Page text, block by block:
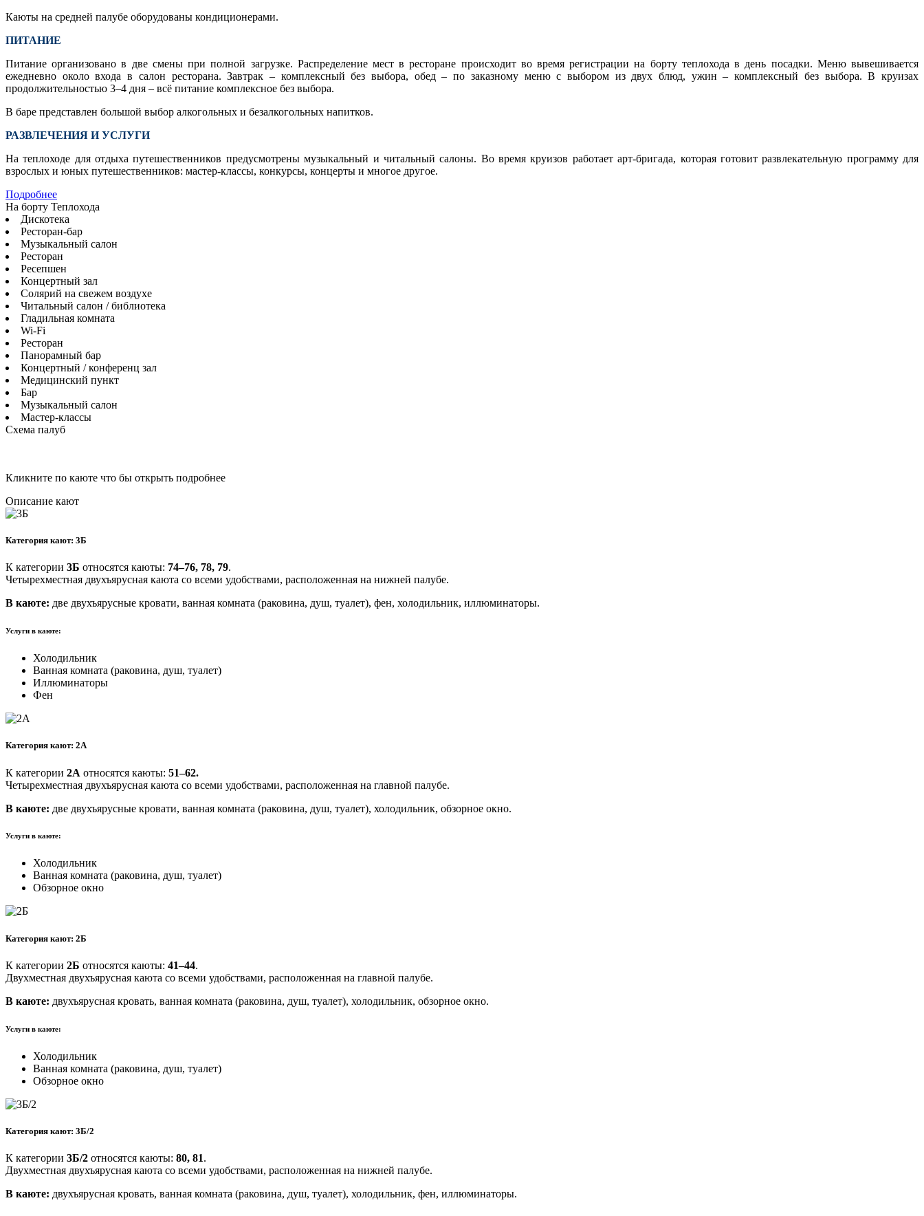
Каюты на средней палубе оборудованы кондиционерами.
ПИТАНИЕ
Питание организовано в две смены при полной загрузке. Распределение мест в ресторане происходит во время регистрации на борту теплохода в день посадки. Меню вывешивается
ежедневно около входа в салон ресторана. Завтрак – комплексный без выбора, обед – по заказному меню с выбором из двух блюд, ужин – комплексный без выбора. В круизах
продолжительностью 3–4 дня – всё питание комплексное без выбора.
В баре представлен большой выбор алкогольных и безалкогольных напитков.
РАЗВЛЕЧЕНИЯ И УСЛУГИ
На теплоходе для отдыха путешественников предусмотрены музыкальный и читальный салоны. Во время круизов работает арт-бригада, которая готовит развлекательную программу для
взрослых и юных путешественников: мастер-классы, конкурсы, концерты и многое другое.
Подробнее
На борту Теплохода
Дискотека
Ресторан-бар
Музыкальный салон
Ресторан
Ресепшен
Концертный зал
Солярий на свежем воздухе
Читальный салон / библиотека
Гладильная комната
Wi-Fi
Ресторан
Панорамный бар
Концертный / конференц зал
Медицинский пункт
Бар
Музыкальный салон
Мастер-классы
Схема палуб
Кликните по каюте что бы открыть подробнее
Описание кают
Категория кают: 3Б
К категории 3Б относятся каюты: 74–76, 78, 79.
Четырехместная двухъярусная каюта со всеми удобствами, расположенная на нижней палубе.
В каюте: две двухъярусные кровати, ванная комната (раковина, душ, туалет), фен, холодильник, иллюминаторы.
Услуги в каюте:
Холодильник
Ванная комната (раковина, душ, туалет)
Иллюминаторы
Фен
Категория кают: 2А
К категории 2А относятся каюты: 51–62.
Четырехместная двухъярусная каюта со всеми удобствами, расположенная на главной палубе.
В каюте: две двухъярусные кровати, ванная комната (раковина, душ, туалет), холодильник, обзорное окно.
Услуги в каюте:
Холодильник
Ванная комната (раковина, душ, туалет)
Обзорное окно
Категория кают: 2Б
К категории 2Б относятся каюты: 41–44.
Двухместная двухъярусная каюта со всеми удобствами, расположенная на главной палубе.
В каюте: двухъярусная кровать, ванная комната (раковина, душ, туалет), холодильник, обзорное окно.
Услуги в каюте:
Холодильник
Ванная комната (раковина, душ, туалет)
Обзорное окно
Категория кают: 3Б/2
К категории 3Б/2 относятся каюты: 80, 81.
Двухместная двухъярусная каюта со всеми удобствами, расположенная на нижней палубе.
В каюте: двухъярусная кровать, ванная комната (раковина, душ, туалет), холодильник, фен, иллюминаторы.